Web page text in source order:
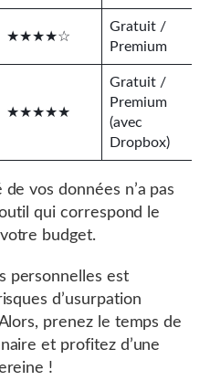
★★★★☆
Gratuit /
Premium
★★★★★
Gratuit /
Premium
(avec
Dropbox)
vos données n’a pas
qui correspond le
budget.
personnelles est
d’usurpation
prenez le temps de
et profitez d’une
!